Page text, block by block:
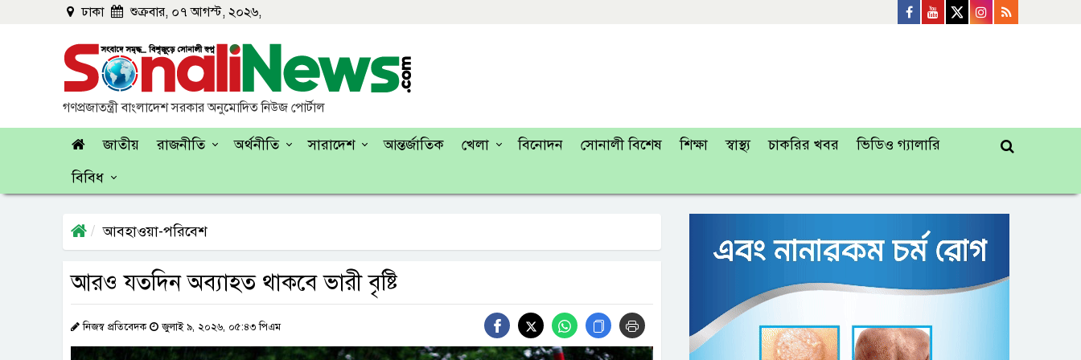
ঢাকা শুক্রবার, ০৭ আগস্ট, ২০২৬,
গণপ্রজাতন্ত্রী বাংলাদেশ সরকার অনুমোদিত নিউজ পোর্টাল
জাতীয় রাজনীতি অর্থনীতি সারাদেশ আন্তর্জাতিক খেলা বিনোদন সোনালী বিশেষ শিক্ষা স্বাস্থ্য চাকরির খবর
ভিডিও গ্যালারি
বিবিধ
আবহাওয়া-পরিবেশ
আরও যতদিন অব্যাহত থাকবে ভারী বৃষ্টি
নিজস্ব প্রতিবেদক জুলাই ৯, ২০২৬, ০৫:৪৩ পিএম